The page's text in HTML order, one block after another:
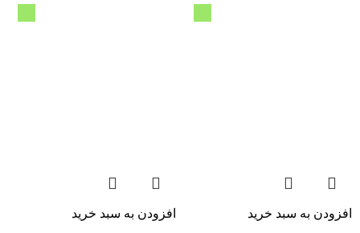
افزودن به سبد خرید افزودن به سبد خرید